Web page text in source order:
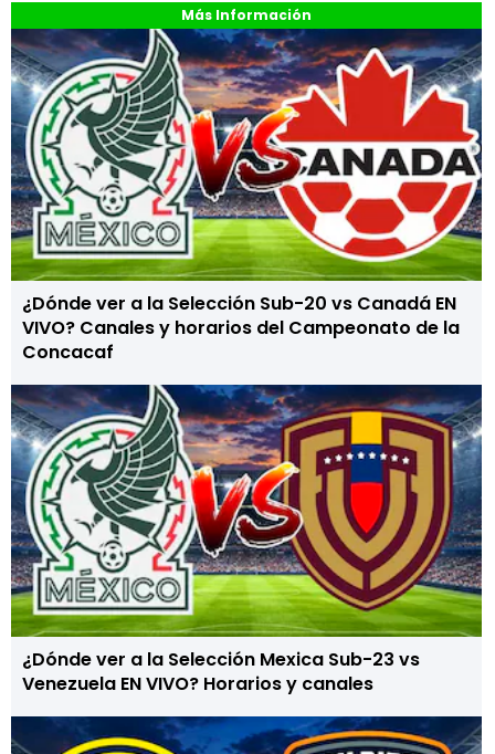
Más Información
¿Dónde ver a la Selección Sub-20 vs Canadá EN
VIVO? Canales y horarios del Campeonato de la
Concacaf
¿Dónde ver a la Selección Mexica Sub-23 vs
Venezuela EN VIVO? Horarios y canales